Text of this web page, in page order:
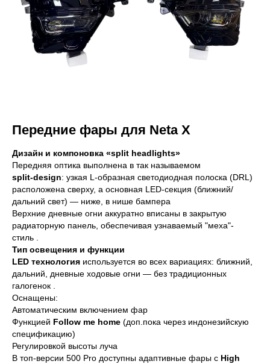
Передние фары для Neta X
Дизайн и компоновка «split headlights»
Передняя оптика выполнена в так называемом
split‑design: узкая L‑образная светодиодная полоска (DRL)
расположена сверху, а основная LED‑секция (ближний/
дальний свет) — ниже, в нише бампера
Верхние дневные огни аккуратно вписаны в закрытую
радиаторную панель, обеспечивая узнаваемый "меха"-
стиль .
Тип освещения и функции
LED технология используется во всех вариациях: ближний,
дальний, дневные ходовые огни — без традиционных
галогенок .
Оснащены:
Автоматическим включением фар
Функцией Follow me home (доп.пока через индонезийскую
спецификацию)
Регулировкой высоты луча
В топ-версии 500 Pro доступны адаптивные фары с High